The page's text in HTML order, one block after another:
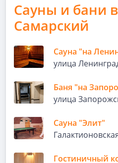
Сауны и бани
Самарский
Сауна "на
улица
Баня "на
улица
Сауна "Элит"
Гостиничный